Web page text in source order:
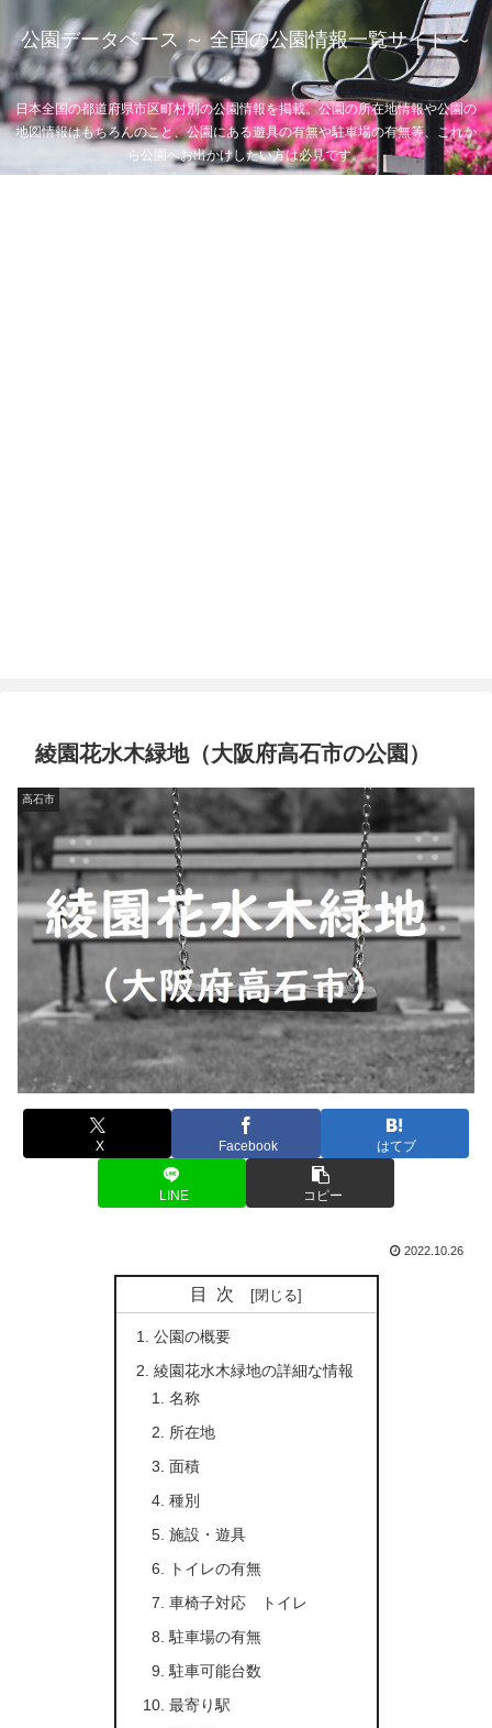
公園データベース ～ 全国の公園情報一覧サイト ～
日本全国の都道府県市区町村別の公園情報を掲載。公園の所在地情報や公園の
地図情報はもちろんのこと、公園にある遊具の有無や駐車場の有無等、これか
ら公園へお出かけしたい方は必見です。
綾園花水木緑地（大阪府高石市の公園）
高石市
X Facebook はてブ
LINE コピー
2022.10.26
目次
公園の概要
綾園花水木緑地の詳細な情報
名称
所在地
面積
種別
施設・遊具
トイレの有無
車椅子対応 トイレ
駐車場の有無
駐車可能台数
最寄り駅